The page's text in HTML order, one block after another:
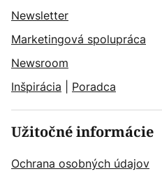
Newsletter
Marketingová spolupráca
Newsroom
Inšpirácia
Poradca
Užitočné informácie
Ochrana osobných údajov